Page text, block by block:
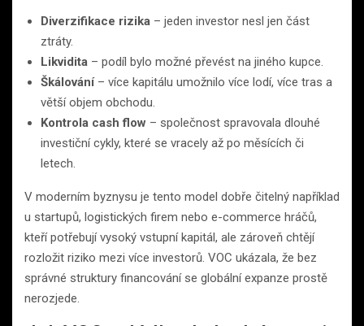
Diverzifikace rizika – jeden investor nesl jen část
ztráty.
Likvidita – podíl bylo možné převést na jiného kupce.
Škálování– více kapitálu umožnilo více lodí, více tras a
větší objem obchodu.
Kontrola cash flow – společnost spravovala dlouhé
investiční cykly, které se vracely až po měsících či
letech.
V moderním byznysu je tento model dobře čitelný například
u startupů, logistických firem nebo e-commerce hráčů,
kteří potřebují vysoký vstupní kapitál, ale zároveň chtějí
rozložit riziko mezi více investorů. VOC ukázala, že bez
správné struktury financování se globální expanze prostě
nerozjede.